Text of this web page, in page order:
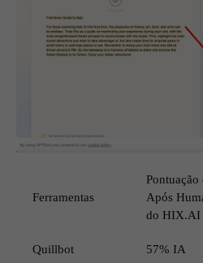
Ferramentas
Pontuação
Após
do HIX.AI
Quillbot 57% IA